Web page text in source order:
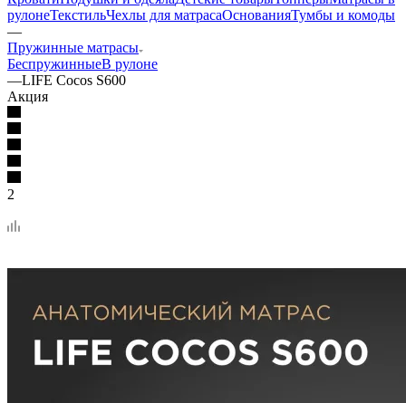
рулонеТекстильЧехлы для матрасаОснованияТумбы и комоды
—
Пружинные матрасы
БеспружинныеВ рулоне
—LIFE Cocos S600
Акция
2